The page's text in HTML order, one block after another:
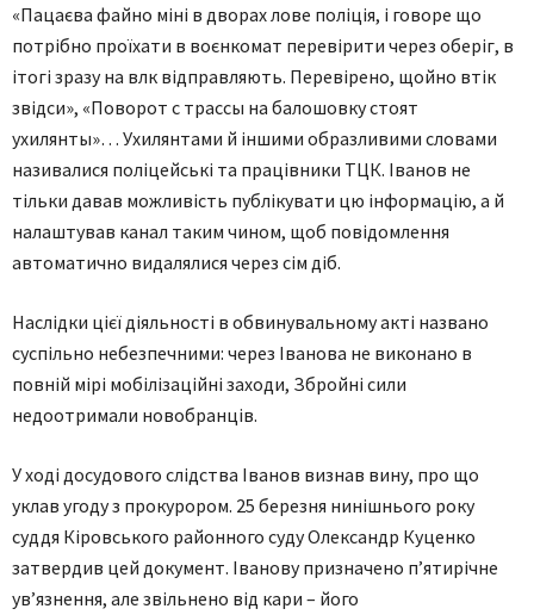
«Пацаєва файно міні в дворах лове поліція, і говоре що
потрібно проїхати в воєнкомат перевірити через оберіг, в
ітогі зразу на влк відправляють. Перевірено, щойно втік
звідси», «Поворот с трассы на балошовку стоят
ухилянты»… Ухилянтами й іншими образливими словами
називалися поліцейські та працівники ТЦК. Іванов не
тільки давав можливість публікувати цю інформацію, а й
налаштував канал таким чином, щоб повідомлення
автоматично видалялися через сім діб.
Наслідки цієї діяльності в обвинувальному акті названо
суспільно небезпечними: через Іванова не виконано в
повній мірі мобілізаційні заходи, Збройні сили
недоотримали новобранців.
У ході досудового слідства Іванов визнав вину, про що
уклав угоду з прокурором. 25 березня нинішнього року
суддя Кіровського районного суду Олександр Куценко
затвердив цей документ. Іванову призначено п’ятирічне
ув’язнення, але звільнено від кари – його